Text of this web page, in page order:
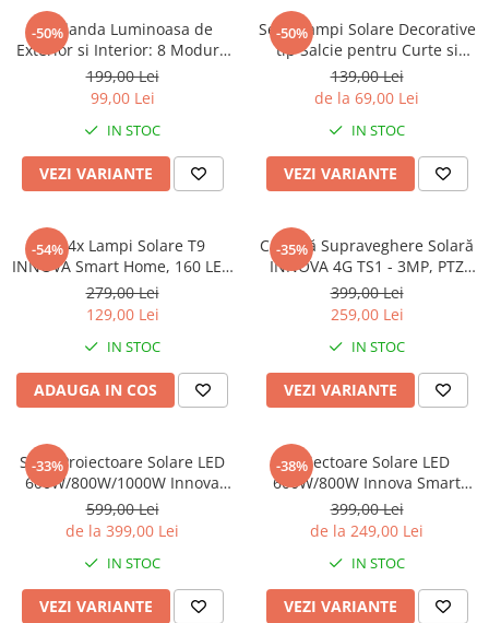
Lampi Solare Stradale
Lampi Solare Decorative
CASA SI GRADINA
Decoratiuni Solare Gradina
Veioze si Lampi
Produse Pentru Casa
sanatate si ingrijire
AUTO-MOTO
-50%
Ghirlanda Luminoasa de
Exterior si Interior: 8 Moduri,
Interconectabila (Variante
220V / Panou Solar) 10m |
199,00 Lei
99,00 Lei
IN STOC
VEZI VARIANTE
-50%
Set 2 Lampi Solare Decorative
tip Salcie pentru Curte si
Gradina, 120 LED-uri, Lumina
Calda/Rece/Multicolor
139,00 Lei
de la 69,00 Lei
IN STOC
VEZI VARIANTE
-54%
Set 4x Lampi Solare T9
INNOVA Smart Home, 160 LED
COB, 8 Cadrane, Senzor
Miscare, Panou Detașabil,
Garanție 3 Ani
279,00 Lei
129,00 Lei
IN STOC
ADAUGA IN COS
-35%
Cameră Supraveghere Solară
INNOVA 4G TS1 - 3MP, PTZ
355°, Night Vision Color,
Audio Bidirecțional, Alarmă,
399,00 Lei
259,00 Lei
IN STOC
VEZI VARIANTE
-33%
Set 2 Proiectoare Solare LED
600W/800W/1000W Innova
Smart Home Cyborg, IP67,
Panou Solar și Telecomandă
599,00 Lei
de la 399,00 Lei
IN STOC
VEZI VARIANTE
-38%
Proiectoare Solare LED
600W/800W Innova Smart
Home Hall, IP67, Panouri
Solare 45x35 cm și
399,00 Lei
de la 249,00 Lei
IN STOC
VEZI VARIANTE